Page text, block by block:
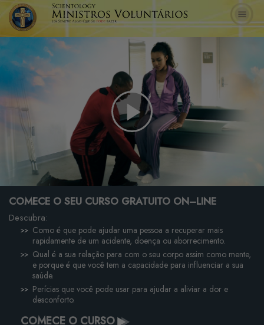
Play
Video
COMECE O SEU CURSO GRATUITO ON–LINE
Descubra:
Como é que pode ajudar uma pessoa a recuperar mais
rapidamente de um acidente, doença ou aborrecimento.
Qual é a sua relação para com o seu corpo assim como mente,
e porque é que você tem a capacidade para influenciar a sua
saúde.
Perícias que você pode usar para ajudar a aliviar a dor e
desconforto.
COMECE O CURSO